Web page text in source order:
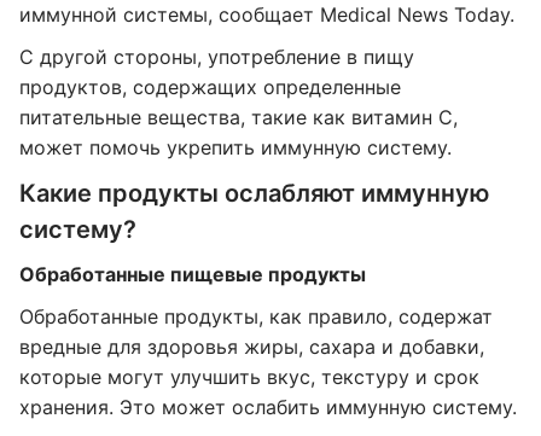
иммунной системы, сообщает Medical News Today.
С другой стороны, употребление в пищу
продуктов, содержащих определенные
питательные вещества, такие как витамин С,
может помочь укрепить иммунную систему.
Какие продукты ослабляют иммунную
систему?
Обработанные пищевые продукты
Обработанные продукты, как правило, содержат
вредные для здоровья жиры, сахара и добавки,
которые могут улучшить вкус, текстуру и срок
хранения. Это может ослабить иммунную систему.